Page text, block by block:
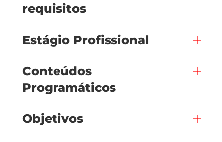
requisitos
Estágio Profissional
Conteúdos
Programáticos
Objetivos